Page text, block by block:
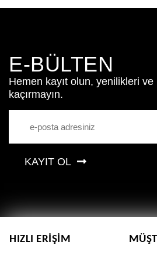
E-BÜLTEN
Hemen kayıt olun, yenilikleri ve
kaçırmayın.
KAYIT OL
HIZLI ERIŞIM